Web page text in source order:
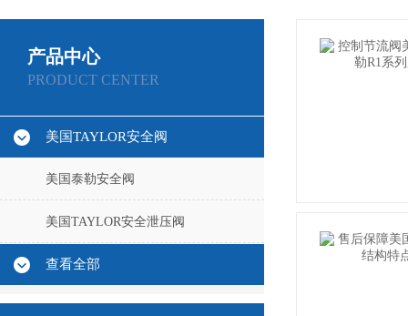
产品中心
PRODUCT CENTER
美国TAYLOR安全阀
美国泰勒安全阀
美国TAYLOR安全泄压阀
查看全部